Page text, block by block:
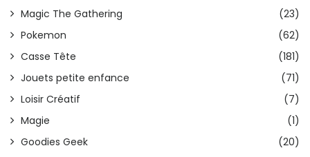
Magic The Gathering
(23)
Pokemon
(62)
Casse Tête
(181)
Jouets petite enfance
(71)
Loisir Créatif
(7)
Magie
(1)
Goodies Geek
(20)